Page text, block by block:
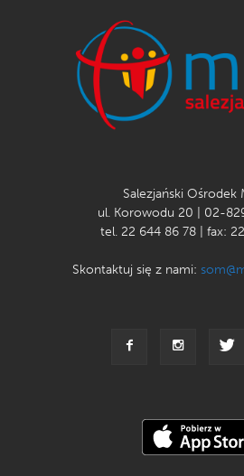
Salezjański Ośrodek
ul. Korowodu 20 | 02-
tel. 22 644 86 78 | fax:
Skontaktuj się z nami: